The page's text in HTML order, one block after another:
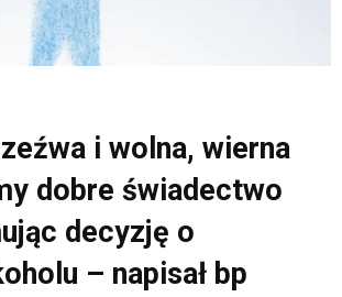
i wolna, wierna
dobre świadectwo
decyzję o
– napisał bp